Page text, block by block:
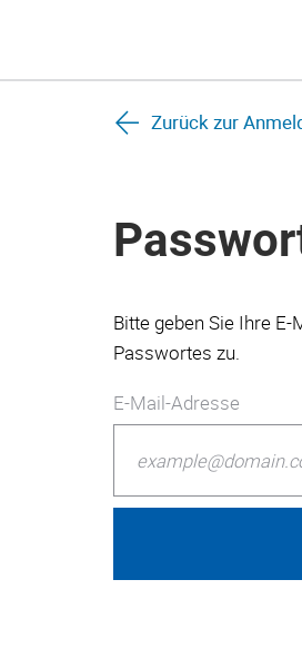
Zurück zur
Bitte geben Sie Ihre
Passwortes zu.
E-Mail-Adresse